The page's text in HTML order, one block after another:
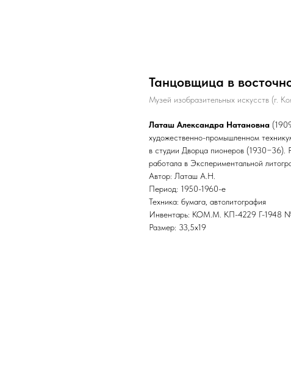
Танцовщица в
Музей изобразительных искусств (г.
Латаш Александра Натановна
художественно-промышленном
в студии Дворца пионеров (1930−36).
работала в Экспериментальной
Автор: Латаш А.Н.
Период: 1950-1960-е
Техника: бумага, автолитография
Инвентарь: КОМ.М. КП-4229 Г-1948
Размер: 33,5х19